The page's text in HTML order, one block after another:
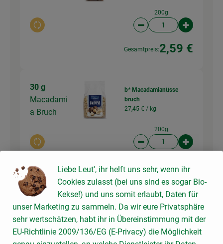
Auswahl ändern
200g
Artikelanzahl
Gesamtpreis:2,59 €
30 g
Macadami
a Bruch
Auswahl ändern
b* Macadamianüsse
bruch
27,45 € / kg
200g
Artikelanzahl
Gesamtpreis: 5,49 €
30 g
Paranuss
Bruch
b* Paranusskerne Bruch
29,95 € /kg
Liebe Leut', ihr helft uns sehr, wenn ihr
Cookies zulasst (bei uns sind es sogar Bio-
Kekse!) und uns somit erlaubt, Daten für
unser Marketing zu sammeln. Da wir eure Privatsphäre
sehr wertschätzen, habt ihr in Übereinstimmung mit der
EU-Richtlinie 2009/136/EG (E-Privacy) die Möglichkeit